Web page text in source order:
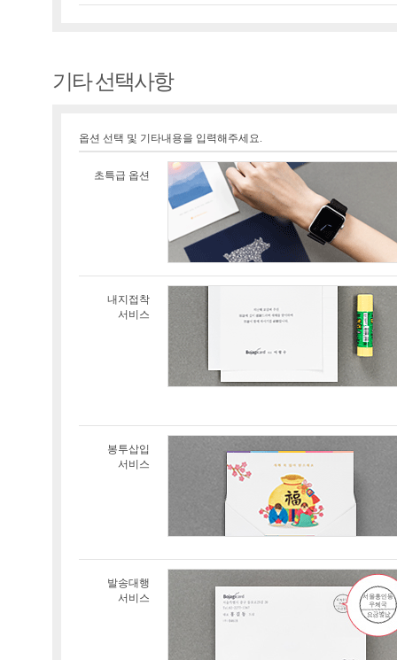
기타 선택사항
옵션 선택 및 기타내용을 입력해주세요.
초특급 옵션
내지접착
서비스
봉투삽입
서비스
발송대행
서비스